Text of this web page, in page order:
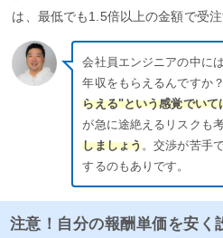
は、最低でも1.5倍以上の金額で受注
会社員エンジニアの中に
年収をもらえるんですか
らえる"という感覚でいて
が急に途絶えるリスクも
しましょう。交渉が苦手
するのもありです。
注意！自分の報酬単価を安く